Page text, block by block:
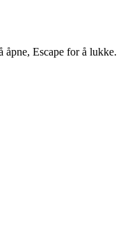
åpne, Escape for å lukke.